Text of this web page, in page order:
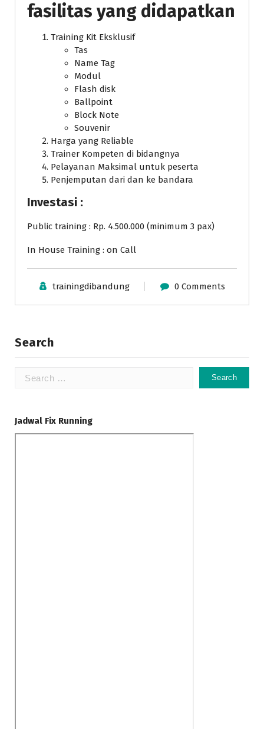
fasilitas yang didapatkan
Training Kit Eksklusif
Tas
Name Tag
Modul
Flash disk
Ballpoint
Block Note
Souvenir
Harga yang Reliable
Trainer Kompeten di bidangnya
Pelayanan Maksimal untuk peserta
Penjemputan dari dan ke bandara
Investasi :
Public training : Rp. 4.500.000 (minimum 3 pax)
In House Training : on Call
trainingdibandung 0 Comments
Search
Search
Jadwal Fix Running